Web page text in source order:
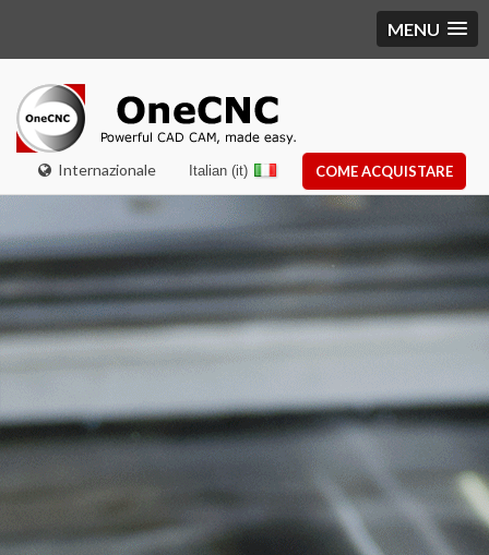
MENU
Internazionale COME ACQUISTARE
Italian (it)